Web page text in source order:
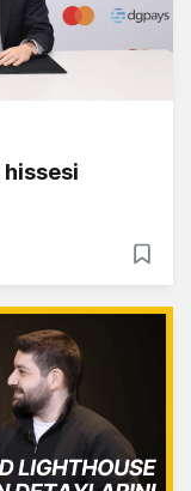
hissesi